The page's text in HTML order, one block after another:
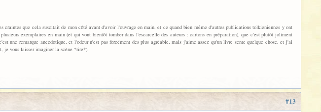
que cela suscitait de mon côté avant d'avoir l'ouvrage en main, et ce quand bien même d'autres publications tolkieniennes y ont
exemplaires en main (et qui vont bientôt tomber dans l'escarcelle des auteurs : cartons en préparation), que c'est plutôt joliment
une remarque anecdotique, et l'odeur n'est pas forcément des plus agréable, mais j'aime assez qu'un livre sente quelque chose, et j'ai
je vous laisser imaginer la scène *rire*).
#13